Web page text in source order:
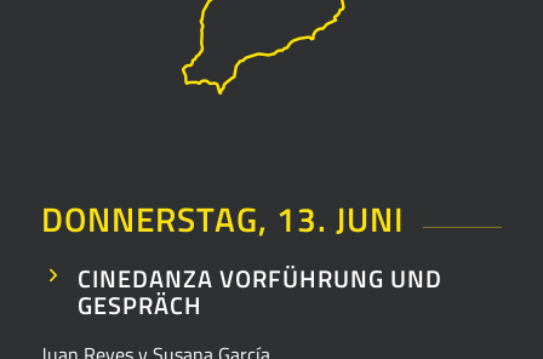
DONNERSTAG, 13. JUNI
CINEDANZA VORFÜHRUNG UND
GESPRÄCH